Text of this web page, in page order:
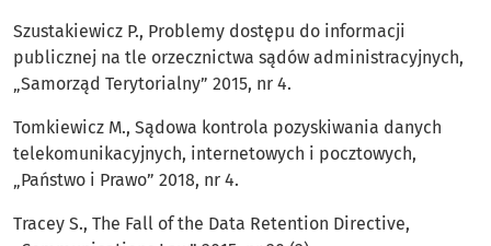
Szustakiewicz P., Problemy dostępu do informacji
publicznej na tle orzecznictwa sądów administracyjnych,
„Samorząd Terytorialny” 2015, nr 4.
Tomkiewicz M., Sądowa kontrola pozyskiwania danych
telekomunikacyjnych, internetowych i pocztowych,
„Państwo i Prawo” 2018, nr 4.
Tracey S., The Fall of the Data Retention Directive,